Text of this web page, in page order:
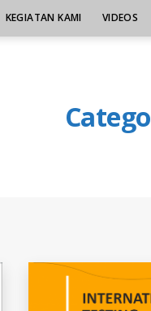
KEGIATAN KAMI VIDEOS